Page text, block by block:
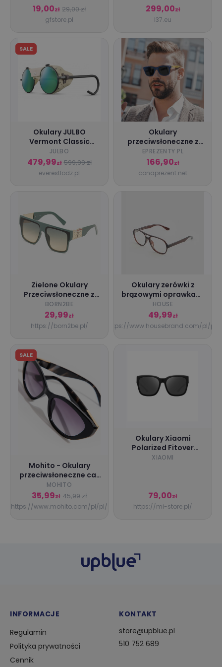
19,00zł 29,00 zł
gfstore.pl
brązowy/złoty, biały
mosiądz/poliwęglan
299,00zł
l37.eu
SALE
Okulary JULBO
Vermont Classic
Spectron 3CF
noir/marron
JULBO
479,99zł 599,99 zł
everestlodz.pl
Okulary
przeciwsłoneczne z
grawerem w etui -
Przystojniacha
EPREZENTY.PL
166,90zł
conaprezent.net
Zielone Okulary
Przeciwsłoneczne z
Filtrem UV z Szeroką
Oprawką w Panterkę
Grirena, zielony,
Born2be, damski, letni,
BORN2BE
29,99zł
https://born2be.pl/
Okulary zerówki z
brązowymi oprawkami
- House -
ciemnobrązowy -
703LS-89X
HOUSE
49,99zł
https://www.housebrand.com/pl/pl/
SALE
Mohito - Okulary
przeciwsłoneczne cat
eye - czarny -
MOHITO
35,99zł 45,99 zł
https://www.mohito.com/pl/pl/
Okulary Xiaomi
Polarized Fitover
Sunglasses
XIAOMI
79,00zł
https://mi-store.pl/
INFORMACJE
Regulamin
Polityka prywatności
Cennik
KONTAKT
store@upblue.pl
510 752 689